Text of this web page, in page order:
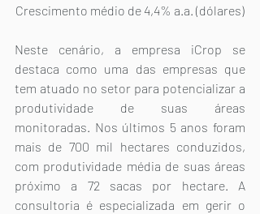
Crescimento médio de 4,4% a.a. (dólares)
Neste cenário, a empresa iCrop se
destaca como uma das empresas que
tem atuado no setor para potencializar a
produtividade de suas áreas
monitoradas. Nos últimos 5 anos foram
mais de 700 mil hectares conduzidos,
com produtividade média de suas áreas
próximo a 72 sacas por hectare. A
consultoria é especializada em gerir o